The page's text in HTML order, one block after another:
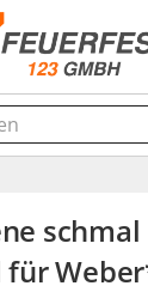
schmal
für